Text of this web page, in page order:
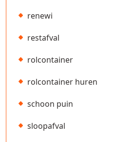
renewi
restafval
rolcontainer
rolcontainer huren
schoon puin
sloopafval